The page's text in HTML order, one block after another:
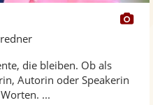
die bleiben. Ob als
Autorin oder Speakerin
...